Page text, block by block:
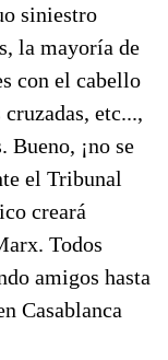
siniestro
la mayoría de
con el cabello
etc...,
Bueno, ¡no se
el Tribunal
creará
Todos
amigos hasta
Casablanca